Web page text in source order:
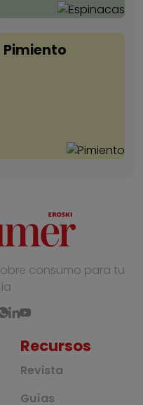
Pimiento
consumo para tu
Recursos
Revista
Guías